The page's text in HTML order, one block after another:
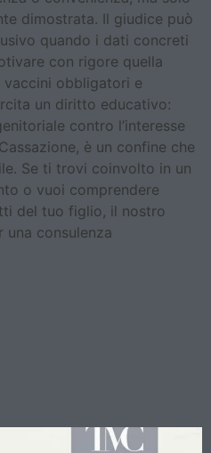
dimostrata. Il giudice può
quando i dati concreti
con rigore quella
obbligatori e
un diritto educativo:
contro l’interesse
è un confine che
Se ti trovi coinvolto in un
o vuoi comprendere
del tuo figlio, il nostro
consulenza